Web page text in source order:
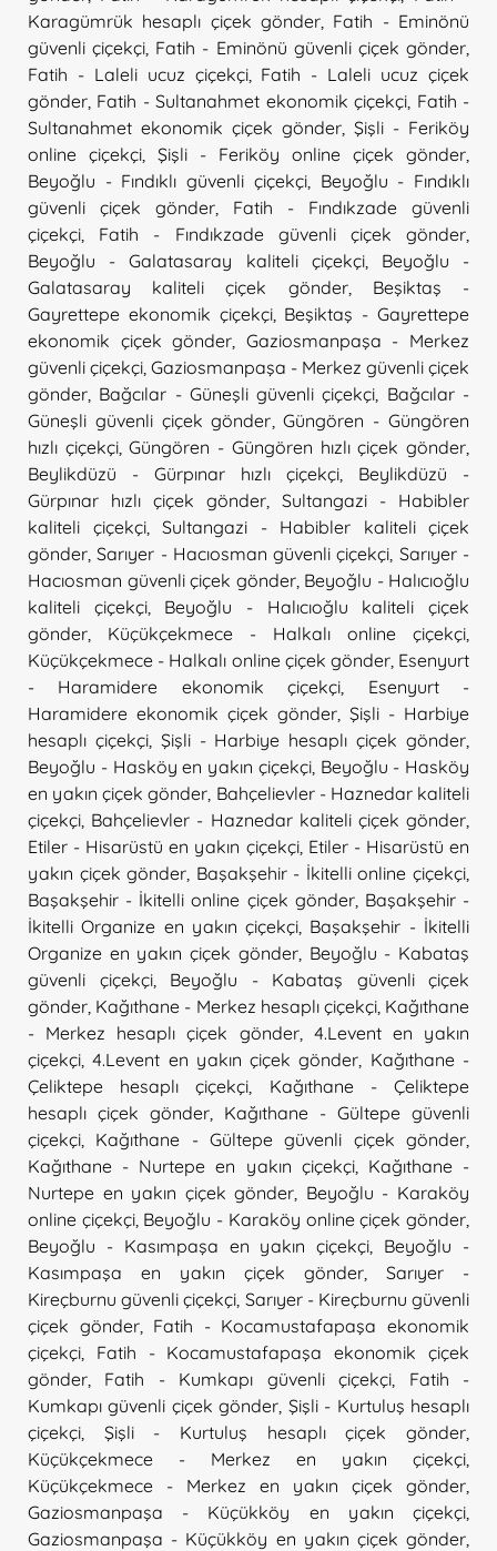
Karagümrük hesaplı çiçek gönder Fatih - Eminönü
güvenli çiçekçi Fatih - Eminönü güvenli çiçek gönder
Fatih - Laleli ucuz çiçekçi, Fatih - Laleli ucuz çiçek
gönder Fatih - Sultanahmet ekonomik çiçekçi Fatih -
Sultanahmet ekonomik çiçek gönder Şişli - Feriköy
online çiçekçi
Şişli - Feriköy online çiçek gönder
Beyoğlu - Fındıklı güvenli çiçekçi, Beyoğlu - Fındıklı
güvenli çiçek gönder
Fatih - Fındıkzade güvenli
çiçekçi
Fatih - Fındıkzade güvenli çiçek gönder
Beyoğlu - Galatasaray kaliteli çiçekçi, Beyoğlu -
Galatasaray kaliteli çiçek gönder, Beşiktaş -
Gayrettepe ekonomik çiçekçi, Beşiktaş - Gayrettepe
ekonomik çiçek gönder
Gaziosmanpaşa - Merkez
güvenli çiçekçi Gaziosmanpaşa - Merkez güvenli çiçek
gönder Bağcılar - Güneşli güvenli çiçekçi Bağcılar -
Güneşli güvenli çiçek gönder ,Güngören - Güngören
hızlı çiçekçi,Güngören - Güngören hızlı çiçek gönder
Beylikdüzü - Gürpınar hızlı çiçekçi
Beylikdüzü -
Gürpınar hızlı çiçek gönder
Sultangazi - Habibler
kaliteli çiçekçi, Sultangazi - Habibler kaliteli çiçek
gönder ,Sarıyer - Hacıosman güvenli çiçekçi Sarıyer -
Hacıosman güvenli çiçek gönder, Beyoğlu - Halıcıoğlu
kaliteli çiçekçi, Beyoğlu - Halıcıoğlu kaliteli çiçek
gönder
Küçükçekmece - Halkalı online çiçekçi
Küçükçekmece - Halkalı online çiçek gönder, Esenyurt
- Haramidere ekonomik çiçekçi
Esenyurt -
Haramidere ekonomik çiçek gönder Şişli - Harbiye
hesaplı çiçekçi, Şişli - Harbiye hesaplı çiçek gönder
Beyoğlu - Hasköy en yakın çiçekçi, Beyoğlu - Hasköy
en yakın çiçek gönder Bahçelievler - Haznedar kaliteli
çiçekçi Bahçelievler - Haznedar kaliteli çiçek gönder
Etiler - Hisarüstü en yakın çiçekçi, Etiler - Hisarüstü en
yakın çiçek gönder Başakşehir - İkitelli online çiçekçi
Başakşehir - İkitelli online çiçek gönder, Başakşehir -
İkitelli Organize en yakın çiçekçi Başakşehir - İkitelli
Organize en yakın çiçek gönder, Beyoğlu - Kabataş
güvenli çiçekçi, Beyoğlu - Kabataş güvenli çiçek
gönder Kağıthane - Merkez hesaplı çiçekçi, Kağıthane
- Merkez hesaplı çiçek gönder, 4.Levent en yakın
çiçekçi ,4.Levent en yakın çiçek gönder Kağıthane -
Çeliktepe hesaplı çiçekçi
Kağıthane - Çeliktepe
hesaplı çiçek gönder
Kağıthane - Gültepe güvenli
çiçekçi
Kağıthane - Gültepe güvenli çiçek gönder
Kağıthane - Nurtepe en yakın çiçekçi, Kağıthane -
Nurtepe en yakın çiçek gönder Beyoğlu - Karaköy
online çiçekçi, Beyoğlu - Karaköy online çiçek gönder
Beyoğlu - Kasımpaşa en yakın çiçekçi
Beyoğlu -
Kasımpaşa en yakın çiçek gönder
Sarıyer -
Kireçburnu güvenli çiçekçi Sarıyer - Kireçburnu güvenli
çiçek gönder, Fatih - Kocamustafapaşa ekonomik
çiçekçi
Fatih - Kocamustafapaşa ekonomik çiçek
gönder
Fatih - Kumkapı güvenli çiçekçi
Fatih -
Kumkapı güvenli çiçek gönder Şişli - Kurtuluş hesaplı
çiçekçi
Şişli - Kurtuluş hesaplı çiçek gönder
Küçükçekmece - Merkez en yakın çiçekçi
Küçükçekmece - Merkez en yakın çiçek gönder
Gaziosmanpaşa - Küçükköy en yakın çiçekçi
Gaziosmanpaşa - Küçükköy en yakın çiçek gönder